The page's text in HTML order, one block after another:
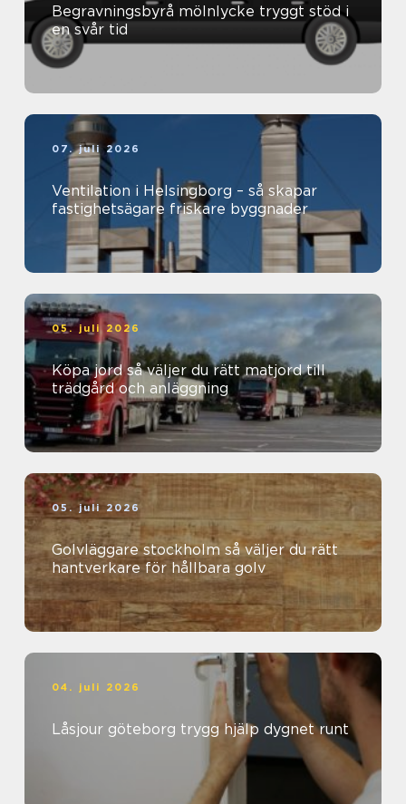
Begravningsbyrå mölnlycke tryggt stöd i
en svår tid
07. juli 2026
Ventilation i Helsingborg – så skapar
fastighetsägare friskare byggnader
05. juli 2026
Köpa jord så väljer du rätt matjord till
trädgård och anläggning
05. juli 2026
Golvläggare stockholm så väljer du rätt
hantverkare för hållbara golv
04. juli 2026
Låsjour göteborg trygg hjälp dygnet runt